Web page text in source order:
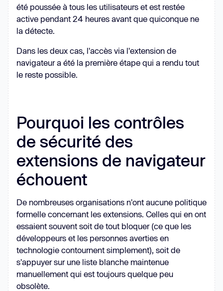
été poussée à tous les utilisateurs et est restée
active pendant 24 heures avant que quiconque ne
la détecte.
Dans les deux cas, l'accès via l'extension de
navigateur a été la première étape qui a rendu tout
le reste possible.
Pourquoi les contrôles
de sécurité des
extensions de navigateur
échouent
De nombreuses organisations n'ont aucune politique
formelle concernant les extensions. Celles qui en ont
essaient souvent soit de tout bloquer (ce que les
développeurs et les personnes averties en
technologie contournent simplement), soit de
s'appuyer sur une liste blanche maintenue
manuellement qui est toujours quelque peu
obsolète.